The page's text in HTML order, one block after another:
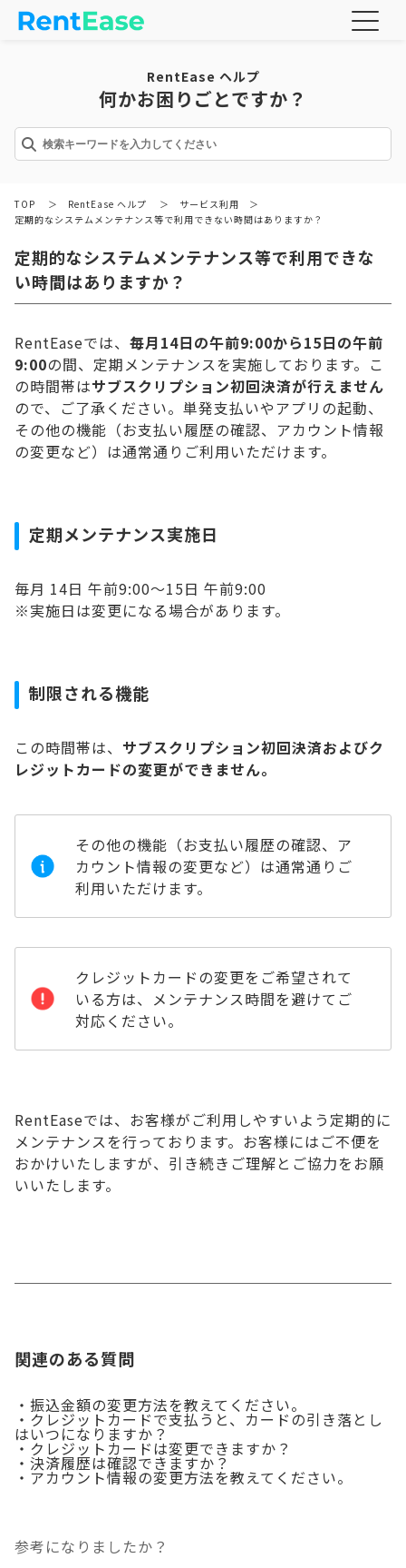
RentEase ヘルプ
何かお困りごとですか？
TOP ＞ RentEase ヘルプ ＞ サービス利用 ＞
定期的なシステムメンテナンス等で利用できない時間はありますか？
定期的なシステムメンテナンス等で利用できな
い時間はありますか？
RentEaseでは、 毎月14日の午前9:00から15日の午前
9:00の間、定期メンテナンスを実施しております。こ
の時間帯はサブスクリプション初回決済が行えません
ので、ご了承ください。単発支払いやアプリの起動、
その他の機能（お支払い履歴の確認、アカウント情報
の変更など）は通常通りご利用いただけます。
定期メンテナンス実施日
毎月 14日 午前9:00〜15日 午前9:00
※実施日は変更になる場合があります。
制限される機能
この時間帯は、 サブスクリプション初回決済およびク
レジットカードの変更ができません。
その他の機能（お支払い履歴の確認、ア
カウント情報の変更など）は通常通りご
利用いただけます。
クレジットカードの変更をご希望されて
いる方は、メンテナンス時間を避けてご
対応ください。
RentEaseでは、お客様がご利用しやすいよう定期的に
メンテナンスを行っております。お客様にはご不便を
おかけいたしますが、引き続きご理解とご協力をお願
いいたします。
関連のある質問
・振込金額の変更方法を教えてください。
・クレジットカードで支払うと、カードの引き落とし
はいつになりますか？
・クレジットカードは変更できますか？
・決済履歴は確認できますか？
・アカウント情報の変更方法を教えてください。
参考になりましたか？